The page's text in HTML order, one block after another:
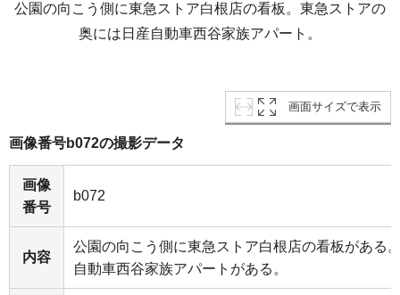
公園の向こう側に東急ストア白根店の看板。東急ストアの
奥には日産自動車西谷家族アパート。
画面サイズで表示
画像番号b072の撮影データ
画像
番号
b072
内容
公園の向こう側に東急ストア白根店の看板がある
自動車西谷家族アパートがある。